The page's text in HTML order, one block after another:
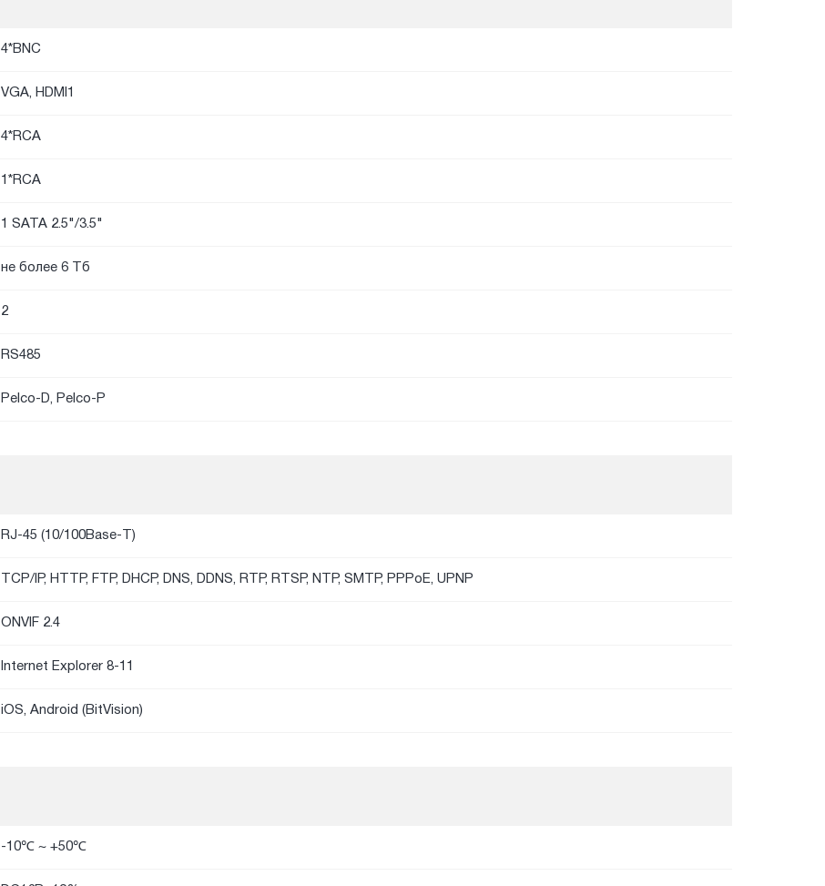
4*BNC
VGA, HDMI1
4*RCA
1*RCA
1 SATA 2.5"/3.5"
не более 6 Тб
2
RS485
Pelco-D, Pelco-P
RJ-45 (10/100Base-T)
TCP/IP, HTTP, FTP, DHCP, DNS, DDNS, RTP, RTSP, NTP, SMTP, PPPoE, UPNP
ONVIF 2.4
Internet Explorer 8-11
iOS, Android (BitVision)
-10℃ ~ +50℃